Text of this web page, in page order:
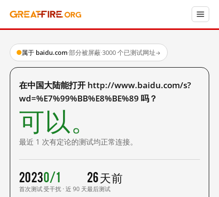
属于 baidu.com·部分被屏蔽·3000 个已测试网址→
在中国大陆能打开 http://www.baidu.com/s?
wd=%E7%99%BB%E8%BE%89 吗？
可以。
最近 1 次有定论的测试均正常连接。
2023
首次测试
0/1
受干扰 · 近 90 天
26 天前
最后测试